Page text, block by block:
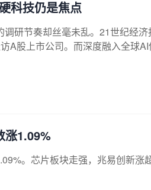
科技仍是焦点
研节奏却丝毫未乱。21世纪经
A股上市公司。而深度融入全球AI
涨1.09%
。芯片板块走强，兆易创新涨